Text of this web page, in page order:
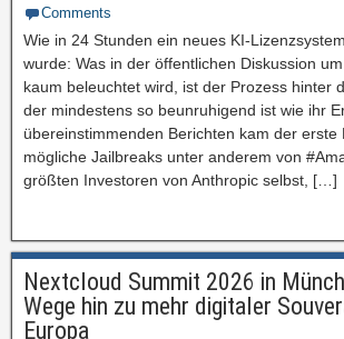
Comments
Wie in 24 Stunden ein neues KI-
wurde: Was in der öffentlichen Diskussion
kaum beleuchtet wird, ist der Prozess hinter
der mindestens so beunruhigend ist wie ihr
übereinstimmenden Berichten kam der erste
mögliche Jailbreaks unter anderem von
größten Investoren von Anthropic selbst, […]
Nextcloud Summit 2026 in
Wege hin zu mehr digitaler
Europa